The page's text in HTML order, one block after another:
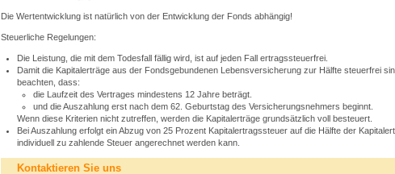
Die Wertentwicklung ist natürlich von der Entwicklung der Fonds abhängig!
Steuerliche Regelungen:
Die Leistung, die mit dem Todesfall fällig wird, ist auf jeden Fall ertragssteuerfrei.
Damit die Kapitalerträge aus der Fondsgebundenen Lebensversicherung zur Hälfte steuerfrei
beachten, dass:
die Laufzeit des Vertrages mindestens 12 Jahre beträgt.
und die Auszahlung erst nach dem 62. Geburtstag des Versicherungsnehmers beginnt.
Wenn diese Kriterien nicht zutreffen, werden die Kapitalerträge grundsätzlich voll besteuert.
Bei Auszahlung erfolgt ein Abzug von 25 Prozent Kapitalertragssteuer auf die Hälfte der
individuell zu zahlende Steuer angerechnet werden kann.
Kontaktieren Sie uns